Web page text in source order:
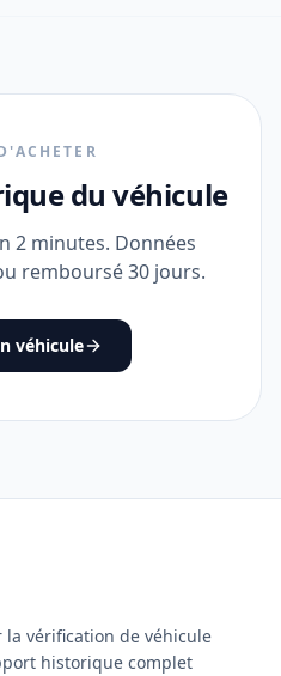
du véhicule
2 minutes. Données
remboursé 30 jours.
véhicule
la vérification de véhicule
historique complet